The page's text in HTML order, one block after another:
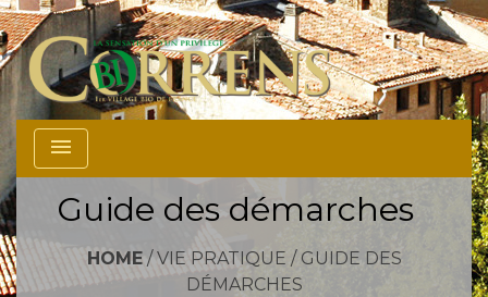
menu
Guide des démarches
HOME/VIE PRATIQUE / GUIDE DES
DÉMARCHES